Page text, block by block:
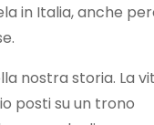
in Italia, anche
nostra storia. La
posti su un trono